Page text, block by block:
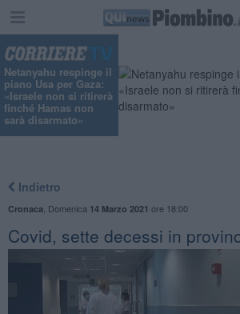
Netanyahu respinge il
piano Usa per Gaza:
«Israele non si ritirerà
finché Hamas non
sarà disarmato»
Indietro
Cronaca Domenica 14 Marzo 2021 ore 18:00
Covid, sette decessi in